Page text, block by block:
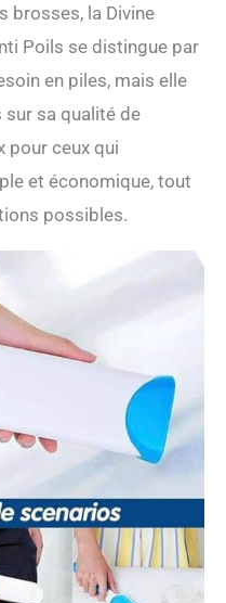
brosses, la Divine
Poils se distingue par
en piles, mais elle
sa qualité de
pour ceux qui
et économique, tout
possibles.